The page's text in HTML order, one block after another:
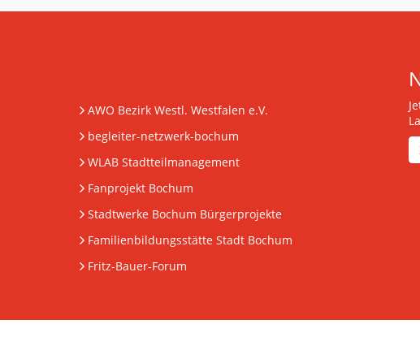
AWO Bezirk Westl. Westfalen e.V.
begleiter-netzwerk-bochum
WLAB Stadtteilmanagement
Fanprojekt Bochum
Stadtwerke Bochum Bürgerprojekte
Familienbildungsstätte Stadt Bochum
Fritz-Bauer-Forum